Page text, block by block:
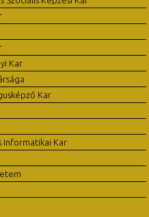
Kar
Kar
Informatikai Kar